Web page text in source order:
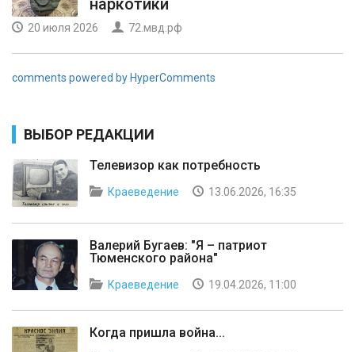
наркотики
20 июля 2026 72.мвд.рф
comments powered by HyperComments
ВЫБОР РЕДАКЦИИ
Телевизор как потребность
Краеведение 13.06.2026, 16:35
Валерий Бугаев: "Я – патриот
Тюменского района"
Краеведение 19.04.2026, 11:00
Когда пришла война...